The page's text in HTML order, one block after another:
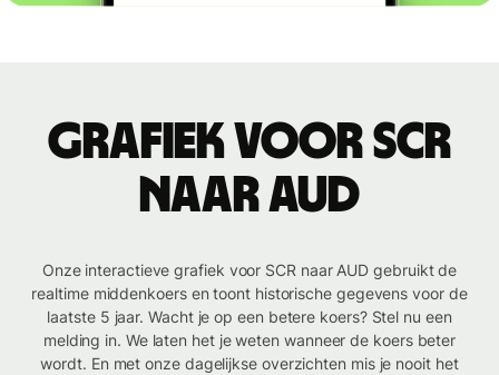
Grafiek voor SCR
naar AUD
Onze interactieve grafiek voor SCR naar AUD gebruikt de
realtime middenkoers en toont historische gegevens voor de
laatste 5 jaar. Wacht je op een betere koers? Stel nu een
melding in. We laten het je weten wanneer de koers beter
wordt. En met onze dagelijkse overzichten mis je nooit het